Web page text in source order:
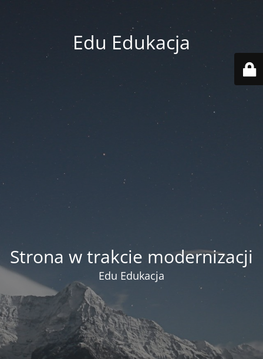
Edu Edukacja
Strona w trakcie modernizacji
Edu Edukacja